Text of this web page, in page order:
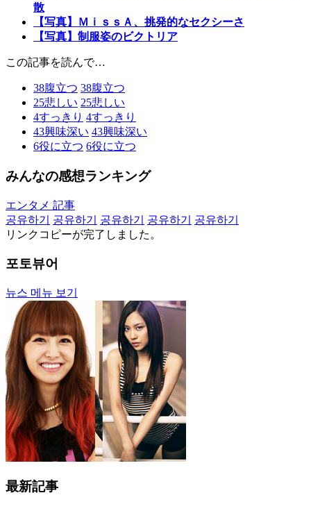
散
【写真】ＭｉｓｓＡ、挑発的なセクシーさ
【写真】制服姿のビクトリア
この記事を読んで…
38腹立つ 38腹立つ
25悲しい 25悲しい
4すっきり 4すっきり
43興味深い 43興味深い
6役に立つ 6役に立つ
みんなの感想ランキング
エンタメ 記事
공유하기
공유하기 공유하기 공유하기
공유하기
リンクコピーが完了しました。
포토뷰어
뉴스 메뉴 보기
最新記事